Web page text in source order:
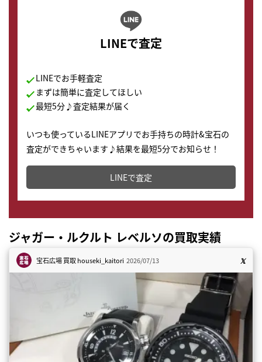
LINEで査定
LINEでお手軽査定
まずは簡単に査定してほしい
最短5分♪査定結果が届く
いつも使っているLINEアプリでお手持ちの時計&宝石の
査定ができちゃいます♪結果を最短5分でお知らせ！
どこからでもすぐに査定金額を知ることが出来ます。
LINEで査定
ジャガー・ルクルト レベルソの買取実績
宝石広場 買取houseki_kaitori 2026/07/13